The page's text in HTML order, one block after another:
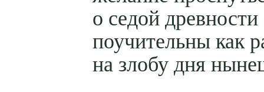
о седой
поучительны как
на злобу дня